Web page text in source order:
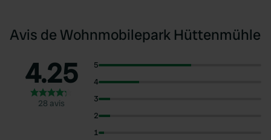
Avis de Wohnmobilepark Hüttenmühle
4.25
28 avis
5
4
3
2
1